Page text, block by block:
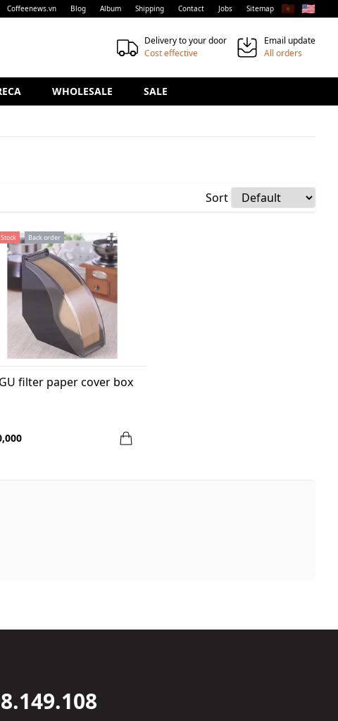
Coffeenews.vn Blog Album Shipping Contact Jobs Sitemap 🇻🇳 🇺🇸
Delivery to your door
Cost effective
Email update
All orders
WHOLESALE SALE
Sort
Back order
filter paper cover box